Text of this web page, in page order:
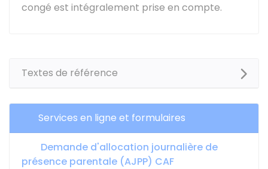
congé est intégralement prise en compte.
Textes de référence
Services en ligne et formulaires
Demande d'allocation journalière de
présence parentale (AJPP) CAF